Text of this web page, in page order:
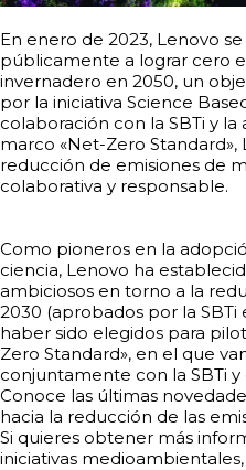
En enero de 2023, Lenovo
públicamente a lograr cero
invernadero en 2050, un
por la iniciativa Science
colaboración con la SBTi y
marco «Net-Zero
reducción de emisiones de
colaborativa y responsable.
Como pioneros en la
ciencia, Lenovo ha
ambiciosos en torno a la
2030 (aprobados por la
haber sido elegidos para
Zero Standard», en el que
conjuntamente con la SBTi
Conoce las últimas
hacia la reducción de las
Si quieres obtener más
iniciativas